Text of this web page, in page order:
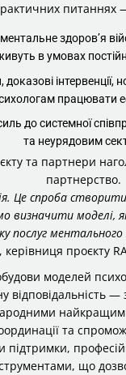
питаннях
здоров’я
в умовах
доказові
працювати
до системної
та неурядовим
та партнери
партнерство.
Це спроба створити
визначити моделі,
послуг ментального
керівниця проєкту
моделей
та
що